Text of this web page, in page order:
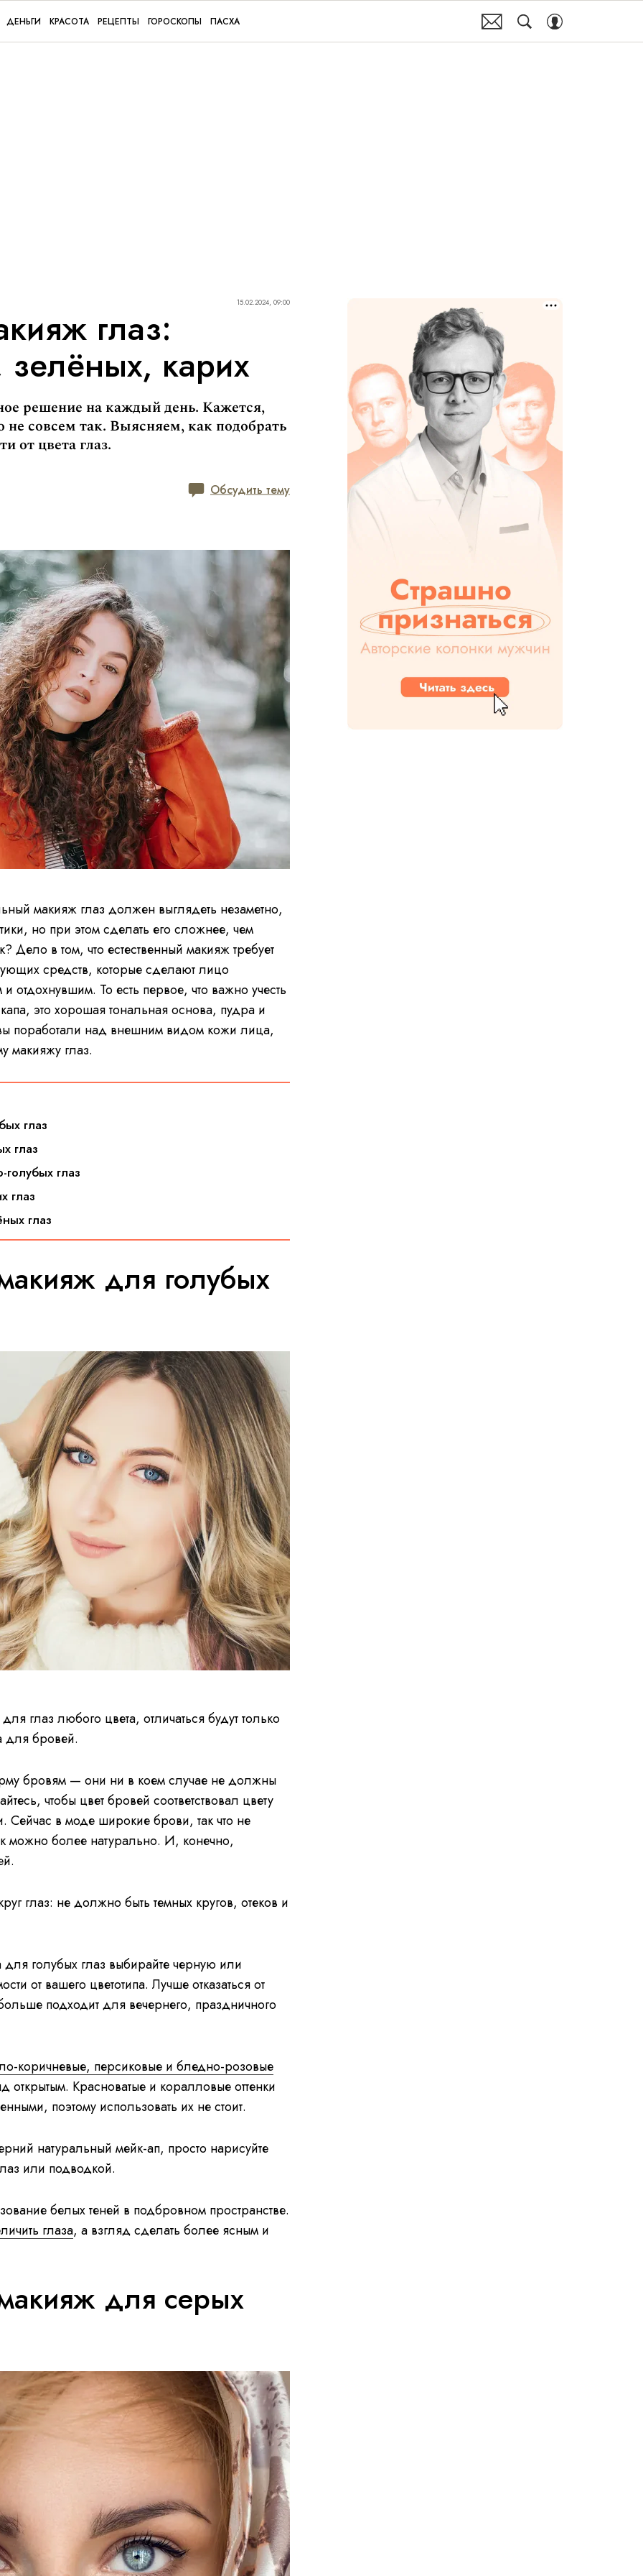
ДЕНЬГИ КРАСОТА РЕЦЕПТЫ ГОРОСКОПЫ ПАСХА
15.02.2024, 09:00
глаз:
карих
решение на каждый день. Кажется,
не совсем так. Выясняем, как подобрать
от цвета глаз.
Обсудить тему
макияж глаз должен выглядеть незаметно,
но при этом сделать его сложнее, чем
Дело в том, что естественный макияж требует
средств, которые сделают лицо
То есть первое, что важно учесть
это хорошая тональная основа, пудра и
поработали над внешним видом кожи лица,
макияжу глаз.
глаз
глаз
глаз
глаз
глаз
для голубых
глаз любого цвета, отличаться будут только
для бровей.
бровям — они ни в коем случае не должны
чтобы цвет бровей соответствовал цвету
Сейчас в моде широкие брови, так что не
можно более натурально. И, конечно,
глаз: не должно быть темных кругов, отеков и
голубых глаз выбирайте черную или
от вашего цветотипа. Лучше отказаться от
подходит для вечернего, праздничного
коричневые, персиковые и бледно-розовые
открытым. Красноватые и коралловые оттенки
поэтому использовать их не стоит.
натуральный мейк-ап, просто нарисуйте
или подводкой.
белых теней в подбровном пространстве.
глаза, а взгляд сделать более ясным и
для серых